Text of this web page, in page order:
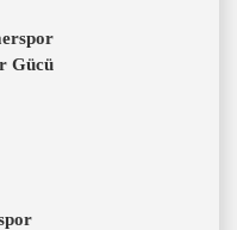
Gücü